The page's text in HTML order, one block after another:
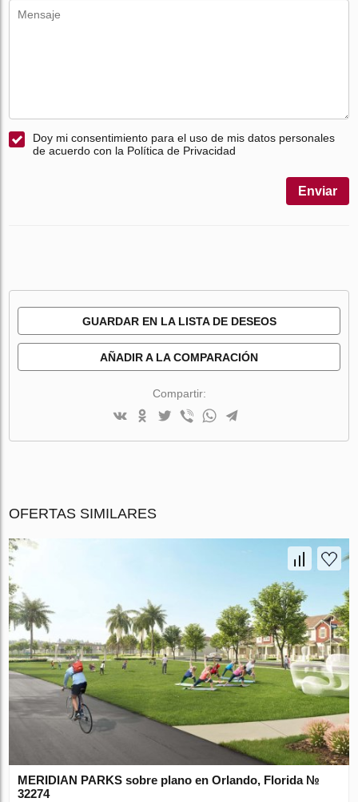
Doy mi consentimiento para el uso de mis datos personales
de acuerdo con la Política de Privacidad
Enviar
GUARDAR EN LA LISTA DE DESEOS
AÑADIR A LA COMPARACIÓN
Compartir:
OFERTAS SIMILARES
MERIDIAN PARKS sobre plano en Orlando, Florida №
32274